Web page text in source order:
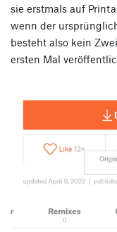
sie erstmals auf
wenn der
besteht also kein
ersten Mal